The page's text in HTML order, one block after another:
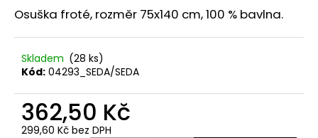
hvězdiček.
Osuška froté, rozměr 75x140 cm, 100 % bavlna.
Skladem (28 ks)
Kód: 04293_SEDA/SEDA
362,50 Kč
299,60 Kč bez DPH
HLEDAT
D
o
p
o